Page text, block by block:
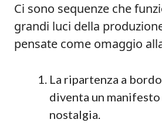
Ci sono sequenze che
grandi luci della
pensate come omaggio
La ripartenza a
diventa un manifesto
nostalgia.